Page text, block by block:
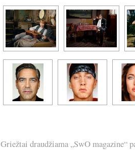
Griežtai draudžiama „SwO magazine“